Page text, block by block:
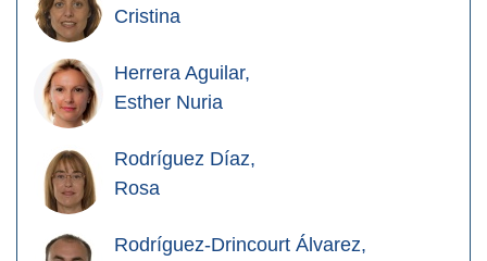
Cristina
Herrera Aguilar,
Esther Nuria
Rodríguez Díaz,
Rosa
Rodríguez-Drincourt Álvarez,